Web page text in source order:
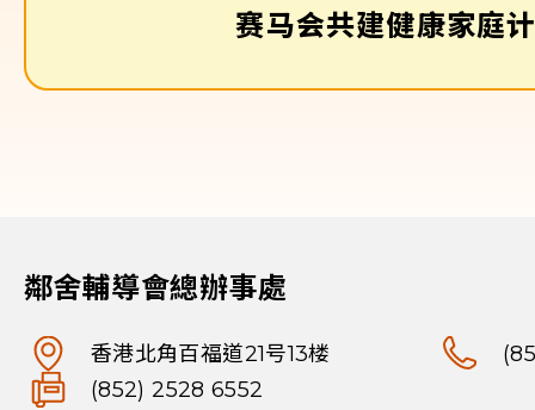
赛马会共建健康家庭
鄰舍輔導會總辦事處
香港北角百福道21号13楼
(852) 2528 6552